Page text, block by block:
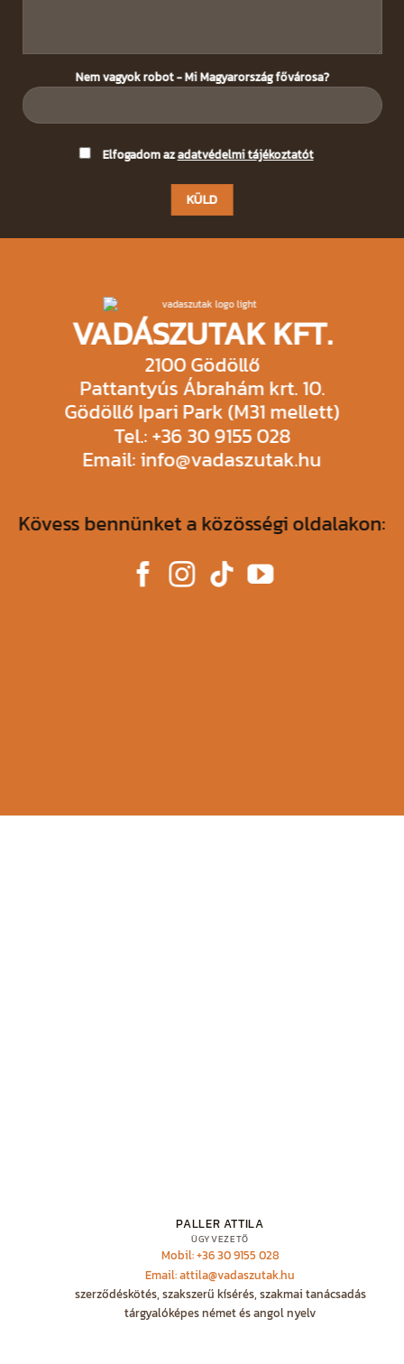
Nem vagyok robot - Mi Magyarország fővárosa?
Elfogadom azadatvédelmi tájékoztatót
VADÁSZUTAK KFT.
2100 Gödöllő
Pattantyús Ábrahám krt. 10.
Gödöllő Ipari Park (M31 mellett)
Tel.: +36 30 9155 028
Email: info@vadaszutak.hu
Kövess bennünket a közösségi oldalakon:
PALLER ATTILA
ÜGYVEZETŐ
Mobil: +36 30 9155 028
Email: attila@vadaszutak.hu
szerződéskötés, szakszerű kísérés, szakmai tanácsadás
tárgyalóképes német és angol nyelv